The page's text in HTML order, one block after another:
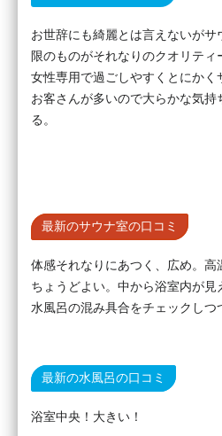
お世辞にも綺麗とは言えないが
限のものがそれなりのクオリティ
女性専用で過ごしやすくとにかく
お客さんが多いので大らかな気
る。
最新のサウナ室の口コミ
体感それなりにあつく、広め。高
ちょうどよい。中から浴室内が
水風呂の混み具合をチェックしつ
最新の水風呂の口コミ
浴室中央！大きい！